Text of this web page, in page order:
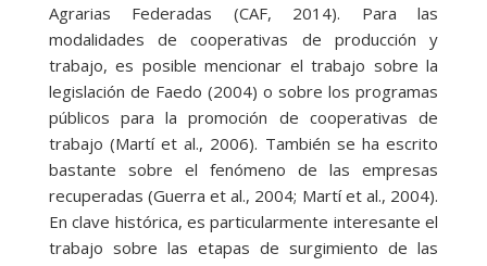
Agrarias Federadas (CAF, 2014). Para las
modalidades de cooperativas de producción y
trabajo, es posible mencionar el trabajo sobre la
legislación de Faedo (2004) o sobre los programas
públicos para la promoción de cooperativas de
trabajo (Martí et al., 2006). También se ha escrito
bastante sobre el fenómeno de las empresas
recuperadas (Guerra et al., 2004; Martí et al., 2004).
En clave histórica, es particularmente interesante el
trabajo sobre las etapas de surgimiento de las